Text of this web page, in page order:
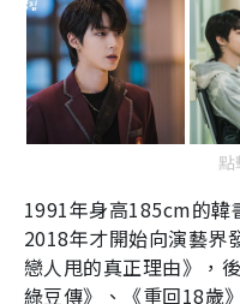
1991年身高185cm的韓
2018年才開始向演藝界
戀人甩的真正理由》，
綠豆傳》、《重回18歲